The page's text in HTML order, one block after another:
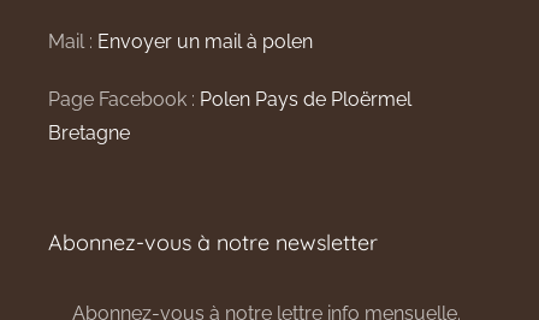
Mail : Envoyer un mail à polen
Page Facebook : Polen Pays de Ploërmel
Bretagne
Abonnez-vous à notre newsletter
Abonnez-vous à notre lettre info mensuelle.